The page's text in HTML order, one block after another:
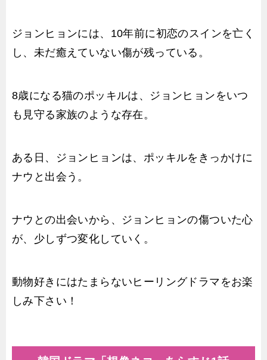
ジョンヒョンには、10年前に初恋のスインを亡く
し、未だ癒えていない傷が残っている。
8歳になる猫のポッキルは、ジョンヒョンをいつ
も見守る家族のような存在。
ある日、ジョンヒョンは、ポッキルをきっかけに
ナウと出会う。
ナウとの出会いから、ジョンヒョンの傷ついた心
が、少しずつ変化していく。
動物好きにはたまらないヒーリングドラマをお楽
しみ下さい！